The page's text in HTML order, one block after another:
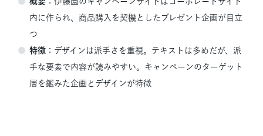
内に作られ、商品購入を契機としたプレゼント企画が目立
つ
特徴 ：デザインは派手さを重視。テキストは多めだが、派
手な要素で内容が読みやすい。キャンペーンのターゲット
層を鑑みた企画とデザインが特徴